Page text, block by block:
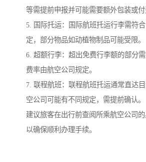
等需提前申报并可能需要额外包装或付
5. 国际托运：国际航班托运行李需符
定，部分物品如动植物制品可能受限。
6. 超额行李：超出免费行李额的部分需
费率由航空公司规定。
7. 联程航班：联程航班托运通常直达
空公司可能有不同规定，需提前确认。
建议旅客在出行前查阅所乘航空公司的
以确保顺利办理手续。